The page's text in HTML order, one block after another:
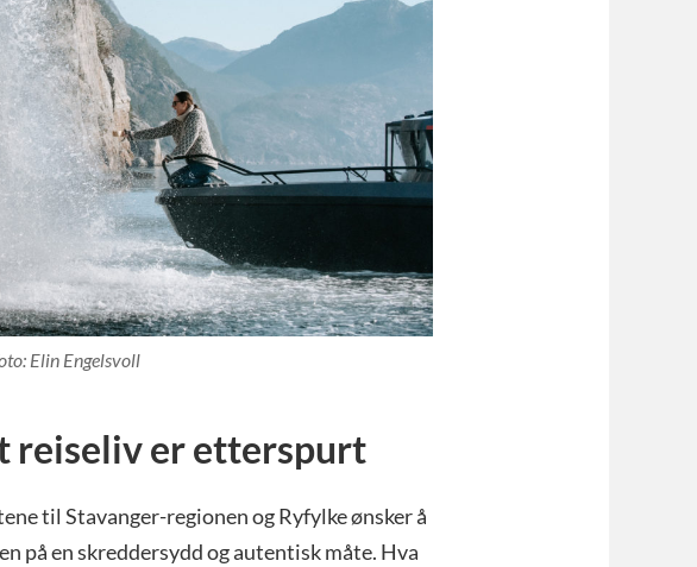
Elin Engelsvoll
reiseliv er etterspurt
til Stavanger-regionen og Ryfylke ønsker å
på en skreddersydd og autentisk måte. Hva